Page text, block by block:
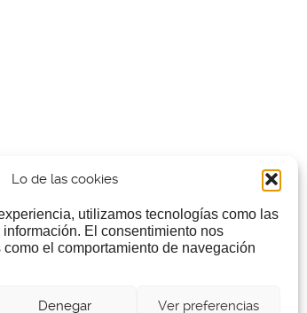
Lo de las cookies
utilizamos tecnologías como las
El consentimiento nos
el comportamiento de navegación
Denegar Ver preferencias